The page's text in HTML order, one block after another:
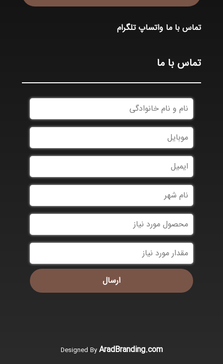
تماس با ما واتساپ تلگرام
تماس با ما
*
*
Designed ByAradBranding.com